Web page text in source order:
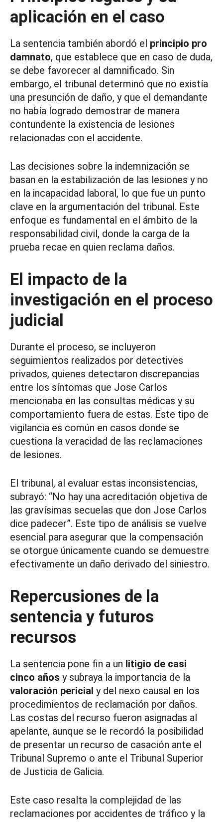
aplicación en el caso
La sentencia también abordó el principio pro
damnato, que establece que en caso de duda,
se debe favorecer al damnificado. Sin
embargo, el tribunal determinó que no existía
una presunción de daño, y que el demandante
no había logrado demostrar de manera
contundente la existencia de lesiones
relacionadas con el accidente.
Las decisiones sobre la indemnización se
basan en la estabilización de las lesiones y no
en la incapacidad laboral, lo que fue un punto
clave en la argumentación del tribunal. Este
enfoque es fundamental en el ámbito de la
responsabilidad civil, donde la carga de la
prueba recae en quien reclama daños.
El impacto de la
investigación en el proceso
judicial
Durante el proceso, se incluyeron
seguimientos realizados por detectives
privados, quienes detectaron discrepancias
entre los síntomas que Jose Carlos
mencionaba en las consultas médicas y su
comportamiento fuera de estas. Este tipo de
vigilancia es común en casos donde se
cuestiona la veracidad de las reclamaciones
de lesiones.
El tribunal, al evaluar estas inconsistencias,
subrayó: “No hay una acreditación objetiva de
las gravísimas secuelas que don Jose Carlos
dice padecer”. Este tipo de análisis se vuelve
esencial para asegurar que la compensación
se otorgue únicamente cuando se demuestre
efectivamente un daño derivado del siniestro.
Repercusiones de la
sentencia y futuros
recursos
La sentencia pone fin a un litigio de casi
cinco años y subraya la importancia de la
valoración pericial y del nexo causal en los
procedimientos de reclamación por daños.
Las costas del recurso fueron asignadas al
apelante, aunque se le recordó la posibilidad
de presentar un recurso de casación ante el
Tribunal Supremo o ante el Tribunal Superior
de Justicia de Galicia.
Este caso resalta la complejidad de las
reclamaciones por accidentes de tráfico y la